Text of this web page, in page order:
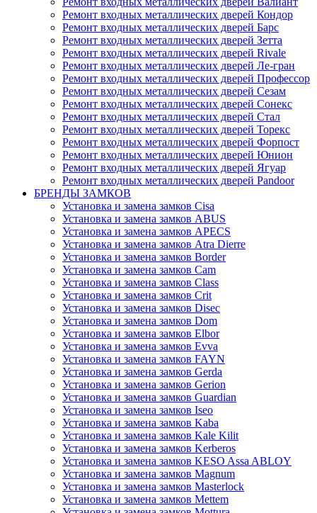
Ремонт входных металлических дверей Кондор
Ремонт входных металлических дверей Барс
Ремонт входных металлических дверей Зетта
Ремонт входных металлических дверей Rivale
Ремонт входных металлических дверей Ле-гран
Ремонт входных металлических дверей Профессор
Ремонт входных металлических дверей Сезам
Ремонт входных металлических дверей Сонекс
Ремонт входных металлических дверей Стал
Ремонт входных металлических дверей Торекс
Ремонт входных металлических дверей Форпост
Ремонт входных металлических дверей Юнион
Ремонт входных металлических дверей Ягуар
Ремонт входных металлических дверей Pandoor
БРЕНДЫ ЗАМКОВ
Установка и замена замков Cisa
Установка и замена замков ABUS
Установка и замена замков APECS
Установка и замена замков Atra Dierre
Установка и замена замков Border
Установка и замена замков Cam
Установка и замена замков Class
Установка и замена замков Crit
Установка и замена замков Disec
Установка и замена замков Dom
Установка и замена замков Elbor
Установка и замена замков Evva
Установка и замена замков FAYN
Установка и замена замков Gerda
Установка и замена замков Gerion
Установка и замена замков Guardian
Установка и замена замков Iseo
Установка и замена замков Kaba
Установка и замена замков Kale Kilit
Установка и замена замков Kerberos
Установка и замена замков KESO Assa ABLOY
Установка и замена замков Magnum
Установка и замена замков Masterlock
Установка и замена замков Mettem